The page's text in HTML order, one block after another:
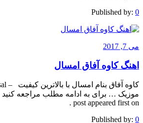
Published by: 0
می 7, 2017
اهنگ کاوه آفاق امسال
post appeared first on .
Published by: 0